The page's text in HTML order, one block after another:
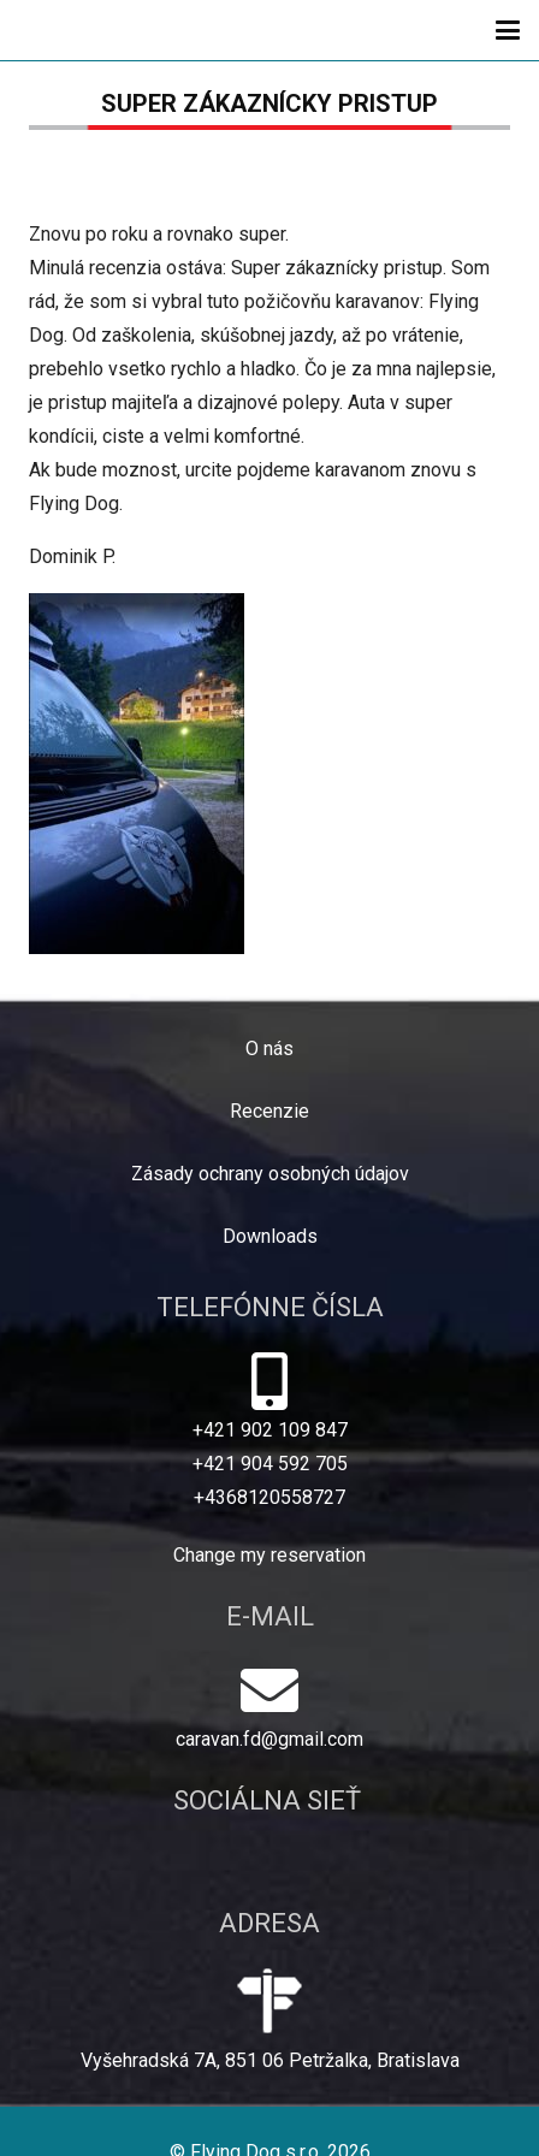
SUPER ZÁKAZNÍCKY PRISTUP
Znovu po roku a rovnako super.
Minulá recenzia ostáva: Super zákaznícky pristup. Som
rád, že som si vybral tuto požičovňu karavanov: Flying
Dog. Od zaškolenia, skúšobnej jazdy, až po vrátenie,
prebehlo vsetko rychlo a hladko. Čo je za mna najlepsie,
je pristup majiteľa a dizajnové polepy. Auta v super
kondícii, ciste a velmi komfortné.
Ak bude moznost, urcite pojdeme karavanom znovu s
Flying Dog.
Dominik P.
O nás
Recenzie
Zásady ochrany osobných údajov
Downloads
TELEFÓNNE ČÍSLA
+421 902 109 847
+421 904 592 705
+4368120558727
Change my reservation
E-MAIL
caravan.fd@gmail.com
SOCIÁLNA SIEŤ
ADRESA
Vyšehradská 7A, 851 06 Petržalka, Bratislava